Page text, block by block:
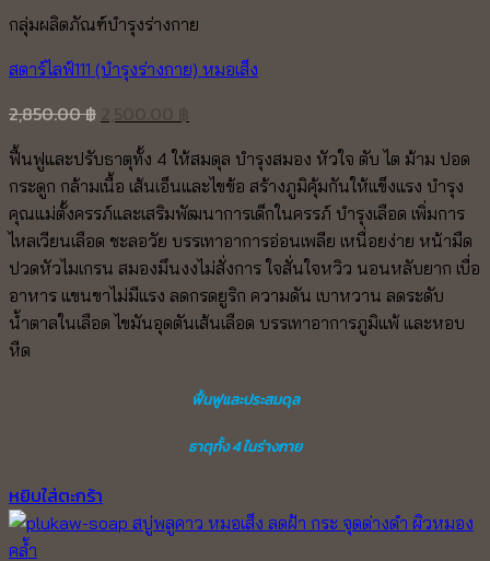
กลุ่มผลิตภัณฑ์บำรุงร่างกาย
สตาร์ไลฟ์111 (บำรุงร่างกาย) หมอเส็ง
2,850.00฿
price
was:
2,850.00 ฿.
is:
2,500.00 ฿.
ฟื้นฟูและปรับธาตุทั้ง 4 ให้สมดุล บำรุงสมอง หัวใจ ตับ ไต ม้าม ปอด
กระดูก กล้ามเนื้อ เส้นเอ็นและไขข้อ สร้างภูมิคุ้มกันให้แข็งแรง บำรุง
คุณแม่ตั้งครรภ์และเสริมพัฒนาการเด็กในครรภ์ บำรุงเลือด เพิ่มการ
ไหลเวียนเลือด ชะลอวัย บรรเทาอาการอ่อนเพลีย เหนื่อยง่าย หน้ามืด
ปวดหัวไมเกรน สมองมึนงงไม่สั่งการ ใจสั่นใจหวิว นอนหลับยาก เบื่อ
อาหาร แขนขาไม่มีแรง ลดกรดยูริก ความดัน เบาหวาน ลดระดับ
น้ำตาลในเลือด ไขมันอุดตันเส้นเลือด บรรเทาอาการภูมิแพ้ และหอบ
หืด
ฟื้นฟูและประสมดุล
ธาตุทั้ง 4 ในร่างกาย
หยิบใส่ตะกร้า